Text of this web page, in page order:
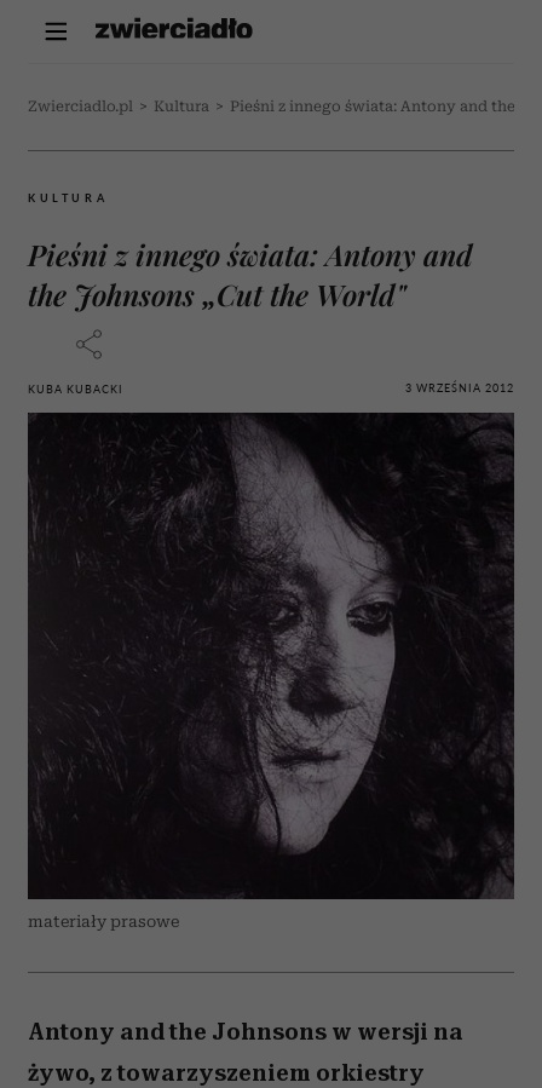
Zwierciadlo.pl > Kultura > Pieśni z innego świata: Antony and the
KULTURA
Pieśni z innego świata: Antony and
the Johnsons „Cut the World"
KUBA KUBACKI 3 WRZEŚNIA 2012
materiały prasowe
Antony and the Johnsons w wersji na
żywo, z towarzyszeniem orkiestry